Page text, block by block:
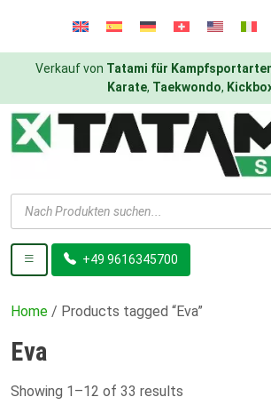
Verkauf von Tatami für
Karate, Taekwondo,
Products
search
+49 9616345700
Home / Products tagged “Eva”
Eva
Showing 1–12 of 33 results